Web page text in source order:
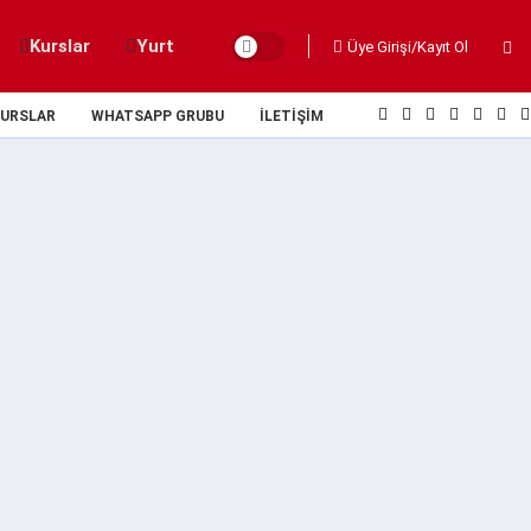
Kurslar Yurt Üye Girişi/Kayıt Ol
WHATSAPP GRUBU İLETIŞIM